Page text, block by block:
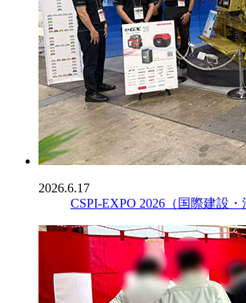
2026.6.17
CSPI-EXPO 2026（国際建設